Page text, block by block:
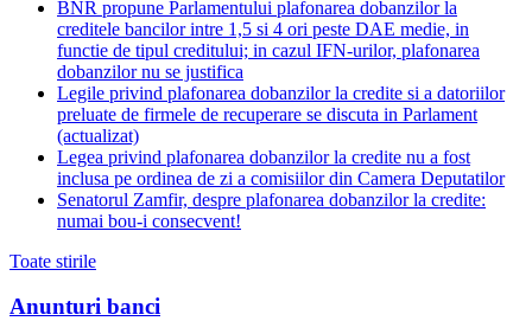
BNR propune Parlamentului plafonarea dobanzilor la
creditele bancilor intre 1,5 si 4 ori peste DAE medie, in
functie de tipul creditului; in cazul IFN-urilor, plafonarea
dobanzilor nu se justifica
Legile privind plafonarea dobanzilor la credite si a datoriilor
preluate de firmele de recuperare se discuta in Parlament
(actualizat)
Legea privind plafonarea dobanzilor la credite nu a fost
inclusa pe ordinea de zi a comisiilor din Camera Deputatilor
Senatorul Zamfir, despre plafonarea dobanzilor la credite:
numai bou-i consecvent!
Toate stirile
Anunturi banci